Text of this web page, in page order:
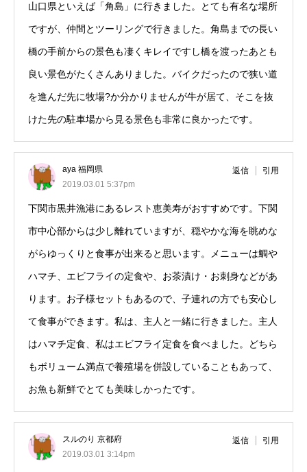
山口県といえば「角島」に行きました。とても有名な場所
ですが、仲間とツーリングで行きました。角島までの長い
橋の手前からの景色も凄くキレイですし橋を渡ったあとも
良い景色がたくさんありました。バイクだったので狭い道
を進んだ先に牧場?か分かりませんが牛が居て、そこを抜
けた先の駐車場から見る景色も非常に良かったです。
aya 福岡県
2019.03.01 5:37pm
返信 引用
下関市黒井漁港にあるレスト恵美寿がおすすめです。下関
市中心部からは少し離れていますが、穏やかな海を眺めな
がらゆっくりと食事が出来ると思います。メニューは鯛や
ハマチ、エビフライの定食や、お茶漬け・お刺身などがあ
ります。お子様セットもあるので、子連れの方でも安心し
て食事ができます。私は、主人と一緒に行きました。主人
はハマチ定食、私はエビフライ定食を食べました。どちら
もボリューム満点で養殖場を併設していることもあって、
お魚も新鮮でとても美味しかったです。
スルのり 京都府
2019.03.01 3:14pm
返信 引用